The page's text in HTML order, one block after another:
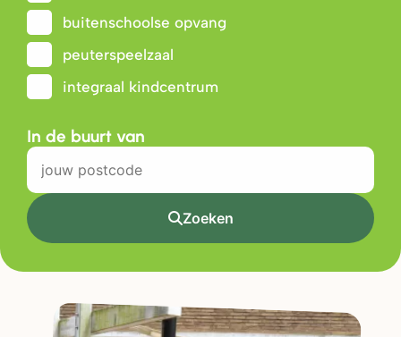
buitenschoolse opvang
peuterspeelzaal
integraal kindcentrum
In de buurt van
Zoeken